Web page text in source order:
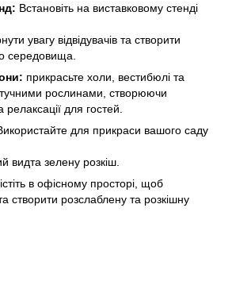
Встановіть на виставковому стенді
увагу відвідувачів та створити
середовища.
прикрасьте холи, вестибюлі та
рослинами, створюючи
для гостей.
для прикраси вашого саду
видта зелену розкіш.
в офісному просторі, щоб
створити розслаблену та розкішну